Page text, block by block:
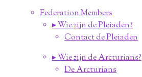
Federation Members
▸ Wie zijn de Pleiaden?
Contact de Pleiaden
▸ Wie zijn de Arcturians?
De Arcturians